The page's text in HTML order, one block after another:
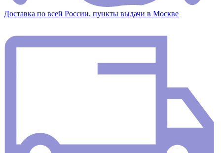
Доставка по всей России, пункты выдачи в Москве